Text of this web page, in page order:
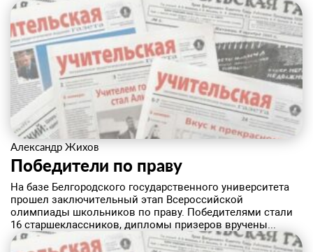
Александр Жихов
Победители по праву
На базе Белгородского государственного университета
прошел заключительный этап Всероссийской
олимпиады школьников по праву. Победителями стали
16 старшеклассников, дипломы призеров вручены...